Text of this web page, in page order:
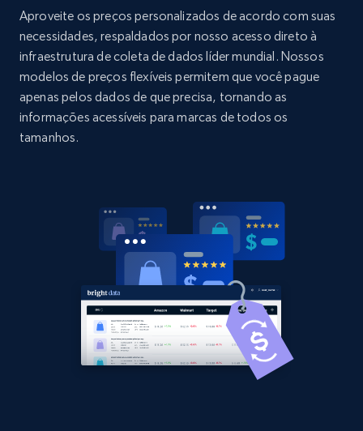
Home Depot US - Discover products by
specified UPC
URL, Domain, Country code, Model number,
Sku, Product id, Product name, Manufacturer,
and more.
2.1K+
Home Depot US - Discovery products by
specific category URL
URL, Domain, Country code, Model number,
Sku, Product id, Product name, Manufacturer,
and more.
355+ Comece agora
Aproveite os preços personalizados de acordo com suas
necessidades, respaldados por nosso acesso direto à
infraestrutura de coleta de dados líder mundial. Nossos
modelos de preços flexíveis permitem que você pague
apenas pelos dados de que precisa, tornando as
informações acessíveis para marcas de todos os
tamanhos.